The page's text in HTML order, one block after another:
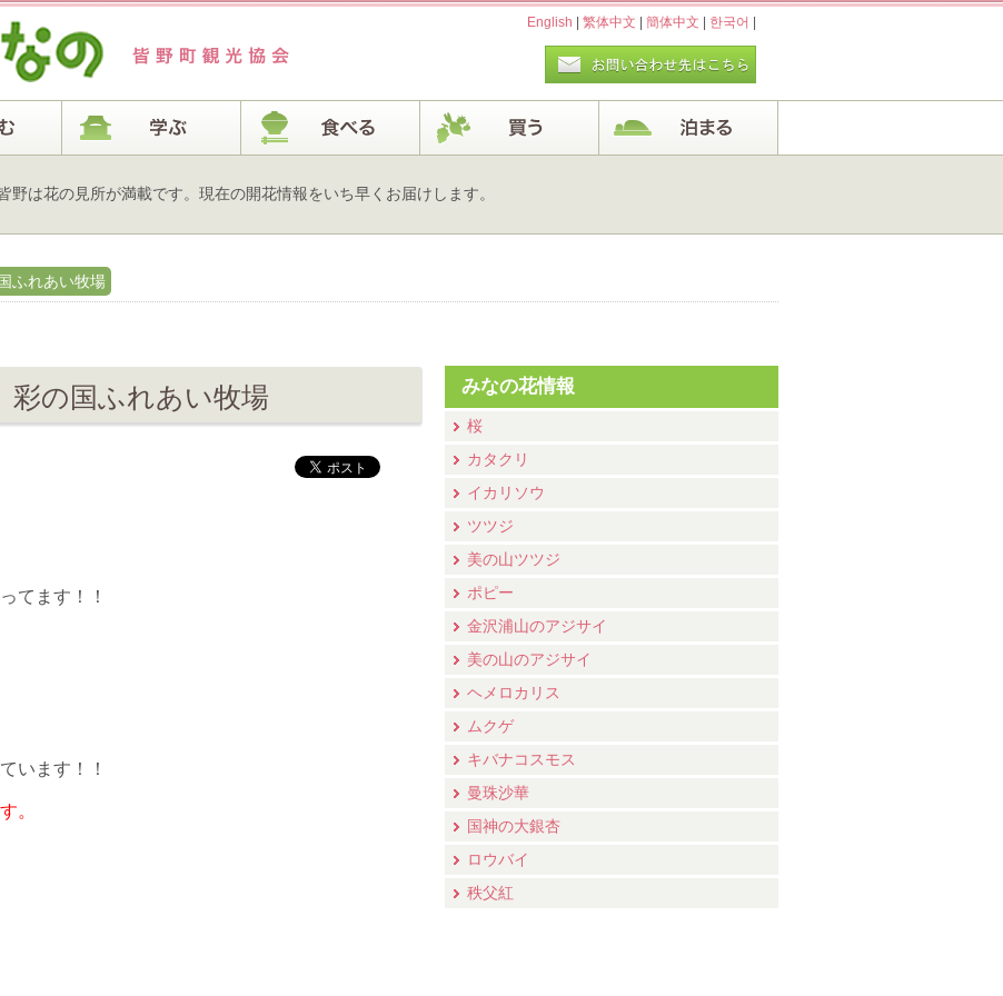
English 繁体中文 簡体中文 한국어
野は花の見所が満載です。現在の開花情報をいち早くお届けします。
れあい牧場
みなの花情報
桜
カタクリ
イカリソウ
ツツジ
美の山ツツジ
ポピー
金沢浦山のアジサイ
美の山のアジサイ
ヘメロカリス
ムクゲ
キバナコスモス
曼珠沙華
国神の大銀杏
ロウバイ
秩父紅
の国ふれあい牧場
てます！！
ます！！
。